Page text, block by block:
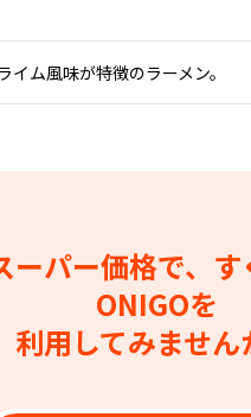
イム風味が特徴のラーメン。
ーパー価格で、す
ONIGOを
利用してみません